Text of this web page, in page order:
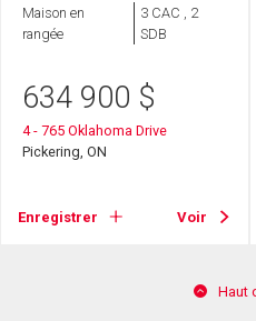
Maison en
rangée
3 CAC , 2
SDB
634 900 $
4 - 765 Oklahoma Drive
Pickering, ON
Enregistrer Voir
Haut